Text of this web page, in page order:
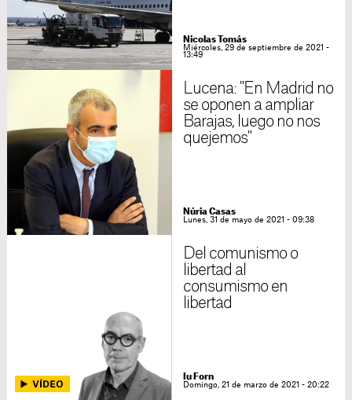
Nicolas Tomás
Miércoles, 29 de septiembre de 2021 -
13:49
Lucena: "En Madrid no
se oponen a ampliar
Barajas, luego no nos
quejemos"
Núria Casas
Lunes, 31 de mayo de 2021 - 09:38
Del comunismo o
libertad al
consumismo en
libertad
Iu Forn
Domingo, 21 de marzo de 2021 - 20:22